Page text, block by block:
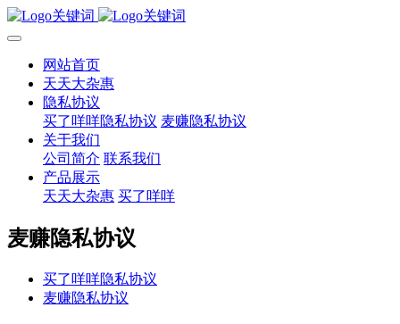
网站首页
天天大杂惠
隐私协议
买了咩咩隐私协议 麦赚隐私协议
关于我们
公司简介 联系我们
产品展示
天天大杂惠 买了咩咩
麦赚隐私协议
买了咩咩隐私协议
麦赚隐私协议